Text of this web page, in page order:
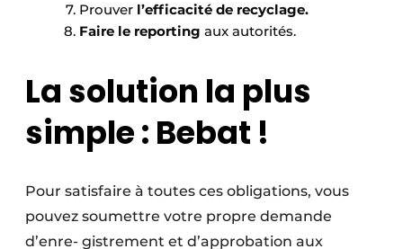
Prouver l’efficacité de recyclage.
Faire le reporting aux autorités.
La solution la plus
simple : Bebat !
Pour satisfaire à toutes ces obligations, vous
pouvez soumettre votre propre demande
d’enre- gistrement et d’approbation aux